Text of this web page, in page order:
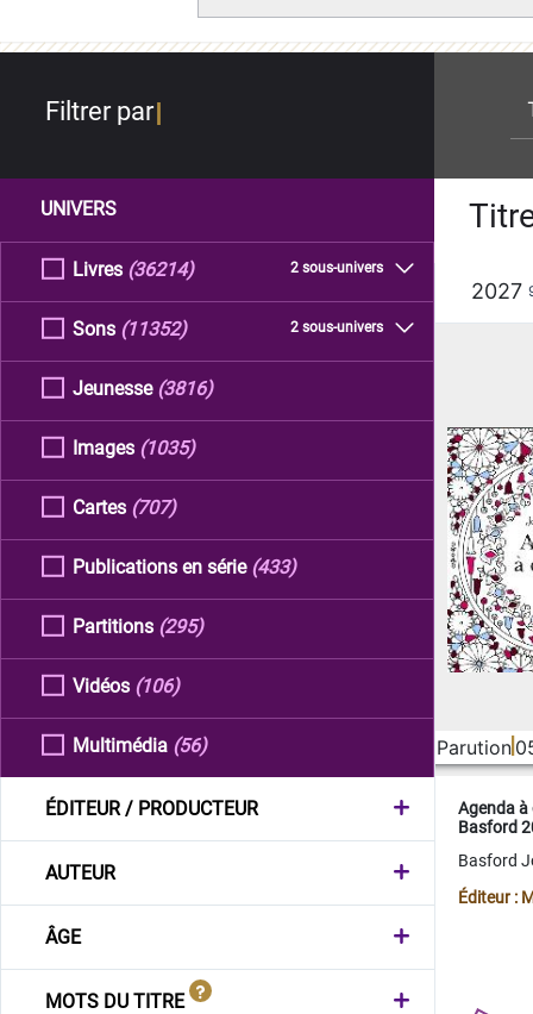
Filtrer par
UNIVERS
Livres 2 sous-univers
(36214)
Sons 2 sous-univers
(11352)
Jeunesse (3816)
Images (1035)
Cartes (707)
Publications en série (433)
Partitions (295)
Vidéos (106)
Multimédia (56)
ÉDITEUR / PRODUCTEUR
AUTEUR
ÂGE
MOTS DU TITRE
2027
Parution
Agenda
Basford
Basford
Éditeur :